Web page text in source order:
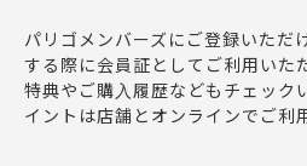
パリゴメンバーズにご登録いただ
する際に会員証としてご利用いた
特典やご購入履歴などもチェック
イントは店舗とオンラインでご利